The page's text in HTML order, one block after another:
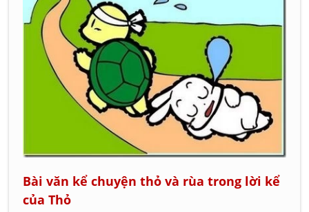
Bài văn kể chuyện thỏ và rùa trong lời kể
của Thỏ